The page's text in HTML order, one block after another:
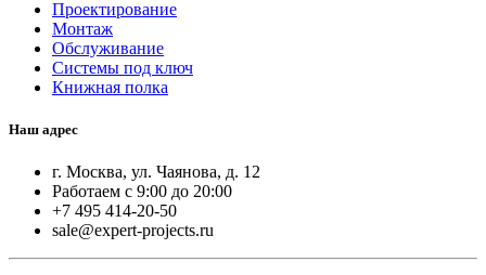
Проектирование
Монтаж
Обслуживание
Системы под ключ
Книжная полка
Наш адрес
г. Москва, ул. Чаянова, д. 12
Работаем с 9:00 до 20:00
+7 495 414-20-50
sale@expert-projects.ru